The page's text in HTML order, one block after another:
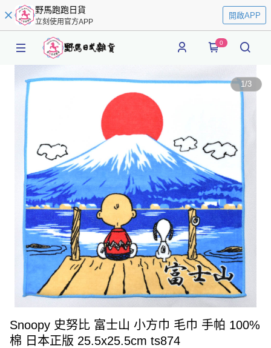
野馬跑跑日貨
立刻使用官方APP
開啟APP
0
1/3
Snoopy 史努比 富士山 小方巾 毛巾 手帕 100%
棉 日本正版 25.5x25.5cm ts874